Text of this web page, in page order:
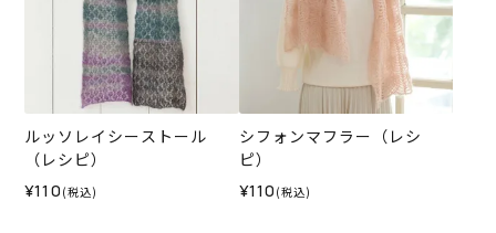
ルッソレイシーストール
（レシピ）
¥110 (税込)
シフォンマフラー（レシ
ピ）
¥110 (税込)